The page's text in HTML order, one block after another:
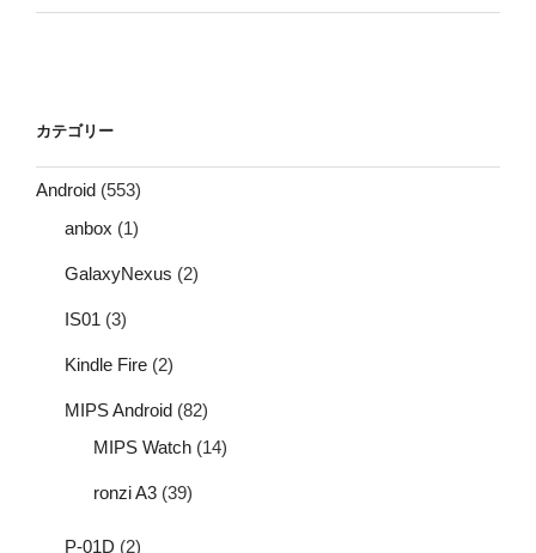
カテゴリー
Android (553)
anbox (1)
GalaxyNexus (2)
IS01 (3)
Kindle Fire (2)
MIPS Android (82)
MIPS Watch (14)
ronzi A3 (39)
P-01D (2)